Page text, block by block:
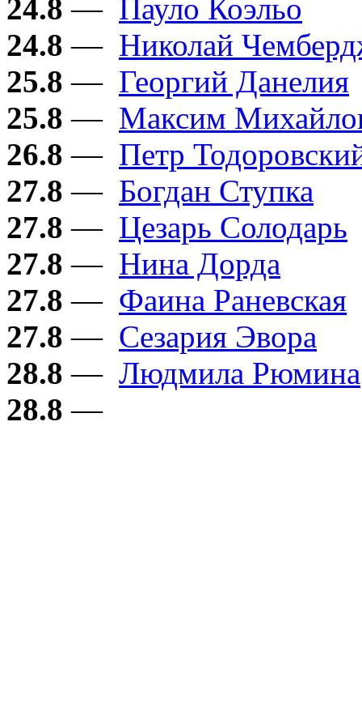
24.8 — Пауло Коэльо
24.8 — Николай
25.8 — Георгий Данелия
25.8 — Максим
26.8 — Петр
27.8 — Богдан Ступка
27.8 — Цезарь Солодарь
27.8 — Нина Дорда
27.8 — Фаина Раневская
27.8 — Сезария Эвора
28.8 — Людмила Рюмина
28.8 —